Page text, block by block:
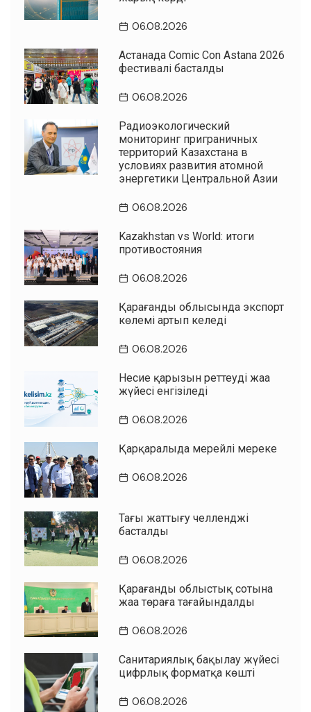
06.08.2026
Астанада Comic Con Astana 2026
фестивалі басталды
06.08.2026
Радиоэкологический
мониторинг приграничных
территорий Казахстана в
условиях развития атомной
энергетики Центральной Азии
06.08.2026
Kazakhstan vs World: итоги
противостояния
06.08.2026
Қарағанды облысында экспорт
көлемі артып келеді
06.08.2026
Несие қарызын реттеудің жаңа
жүйесі енгізіледі
06.08.2026
Қарқаралыда мерейлі мереке
06.08.2026
Таңғы жаттығу челленджі
басталды
06.08.2026
Қарағанды облыстық сотына
жаңа төраға тағайындалды
06.08.2026
Санитариялық бақылау жүйесі
цифрлық форматқа көшті
06.08.2026